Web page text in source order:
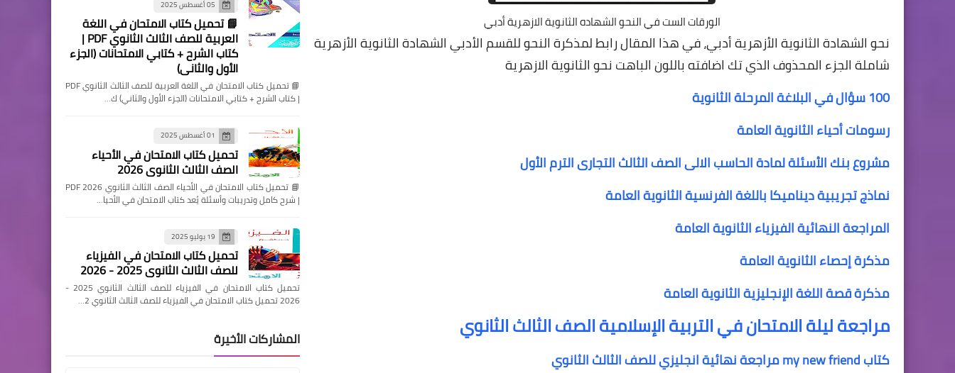
الورقات الست في النحو الشهاده الثانوية الازهرية أدبي
نحو الشهادة الثانوية الأزهرية أدبي، في هذا المقال رابط لمذكرة النحو للقسم الأدبي الشهادة الثانوية الأزهرية
شاملة الجزء المحذوف الذي تك اضافته باللون الباهت نحو الثانوية الازهرية
100 سؤال في البلاغة المرحلة الثانوية
رسومات أحياء الثانوية العامة
مشروع بنك الأسئلة لمادة الحاسب الالى الصف الثالث التجارى الترم الأول
نماذج تجريبية ديناميكا باللغة الفرنسية الثانوية العامة
المراجعة النهائية الفيزياء الثانوية العامة
مذكرة إحصاء الثانوية العامة
مذكرة قصة اللغة الإنجليزية الثانوية العامة
مراجعة ليلة الامتحان في التربية الإسلامية الصف الثالث الثانوي
كتاب my new friend مراجعة نهائية انجليزي للصف الثالث الثانوي
05 أغسطس 2025
📘 تحميل كتاب الامتحان في اللغة
العربية للصف الثالث الثانوي PDF |
كتاب الشرح + كتابي الامتحانات (الجزء
الأول والثاني)
📘 تحميل كتاب الامتحان في اللغة العربية للصف الثالث الثانوي PDF
| كتاب الشرح + كتابي الامتحانات (الجزء الأول والثاني) ك…
01 أغسطس 2025
تحميل كتاب الامتحان في الأحياء
الصف الثالث الثانوي 2026
📘 تحميل كتاب الامتحان في الأحياء الصف الثالث الثانوي 2026 PDF
| شرح كامل وتدريبات وأسئلة يُعد كتاب الامتحان في الأحيا…
19 يوليو 2025
تحميل كتاب الامتحان في الفيزياء
للصف الثالث الثانوي 2025 - 2026
تحميل كتاب الامتحان في الفيزياء للصف الثالث الثانوي 2025 -
2026 تحميل كتاب الامتحان في الفيزياء للصف الثالث الثانوي 2…
المشاركات الأخيرة